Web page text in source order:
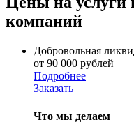
компаний
Добровольная
от 90 000 рублей
Подробнее
Заказать
Что мы делаем